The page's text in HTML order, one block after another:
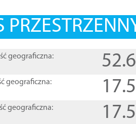
geograficzna:
geograficzna:
geograficzna: